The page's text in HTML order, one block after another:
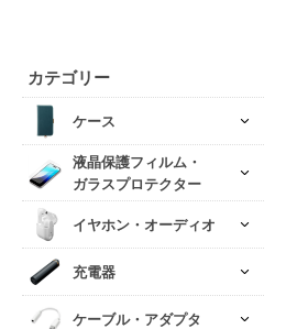
カテゴリー
ケース
液晶保護フィルム・
ガラスプロテクター
イヤホン・オーディオ
充電器
ケーブル・アダプタ